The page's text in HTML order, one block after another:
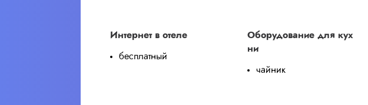
Интернет в отеле
бесплатный
Оборудование для кух
ни
чайник